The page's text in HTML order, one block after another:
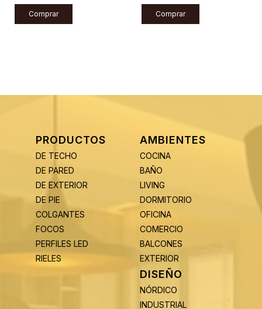
Comprar Comprar
PRODUCTOS
DE TECHO
DE PARED
DE EXTERIOR
DE PIE
COLGANTES
FOCOS
PERFILES LED
RIELES
AMBIENTES
COCINA
BAÑO
LIVING
DORMITORIO
OFICINA
COMERCIO
BALCONES
EXTERIOR
DISEÑO
NÓRDICO
INDUSTRIAL